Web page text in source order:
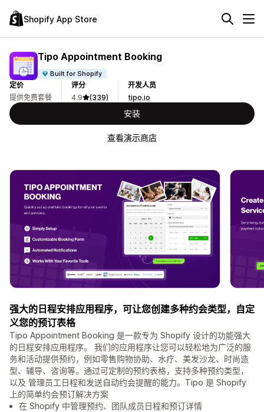
Shopify App Store
Tipo Appointment Booking
Built for Shopify
定价
提供免费套餐
评分
4.9
(339)
开发人员
tipo.io
安装
查看演示商店
强大的日程安排应用程序，可让您创建多种约会类型，自定
义您的预订表格
Tipo Appointment Booking 是一款专为 Shopify 设计的功能强大
的日程安排应用程序。 我们的应用程序让您可以轻松地为广泛的服
务和活动提供预约，例如零售购物协助、水疗、美发沙龙、时尚造
型、辅导、咨询等。通过可定制的预约表格，支持多种预约类型，
以及 管理员工日程和发送自动约会提醒的能力。Tipo 是 Shopify
上的简单约会预订解决方案
在 Shopify 中管理预约、团队成员日程和预订详情